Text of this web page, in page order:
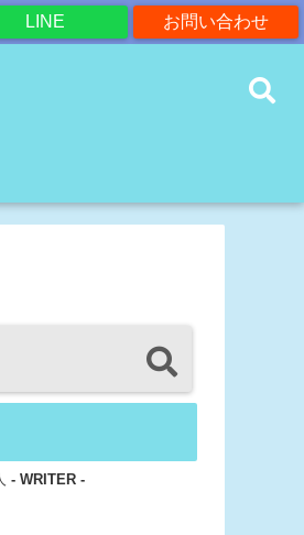
お問い合わせ
LINE
- WRITER -